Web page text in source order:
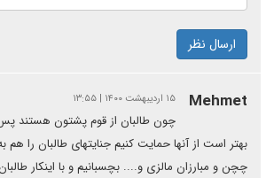
ارسال نظر
Mehmet ۱۵ اردیبهشت ۱۴۰۰ | ۱۳:۵۵
چون طالبان از قوم پشتون هستند پس
بهتر است از آنها حمایت کنیم جنایتهای طالبان را هم
چچن و مبارزان مالزی و.... بچسبانیم و با اینکار